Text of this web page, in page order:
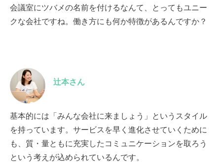
会議室にツバメの名前を付けるなんて、とってもユニー
クな会社ですね。働き方にも何か特徴があるんですか？
辻本さん
基本的には「みんな会社に来ましょう」というスタイル
を持っています。サービスを早く進化させていくために
も、質・量ともに充実したコミュニケーションを取ろう
という考えが込められているんです。